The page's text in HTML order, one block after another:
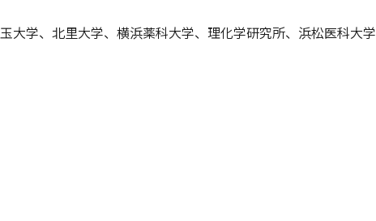
大学、北里大学、横浜薬科大学、理化学研究所、浜松医科大学